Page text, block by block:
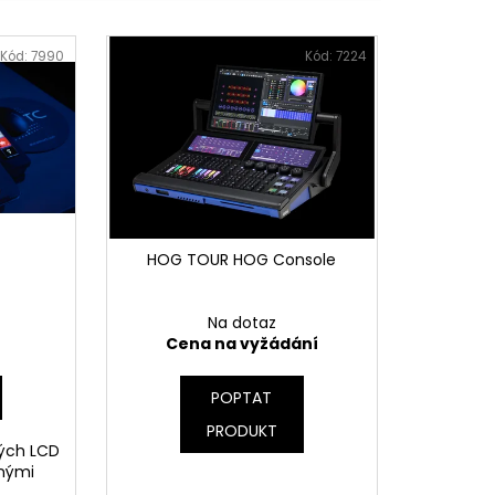
LCD
Kód: 7990
HOG TOUR HOG Console
Na dotaz
Cena na vyžádání
POPTAT
PRODUKT
Kód: 7224